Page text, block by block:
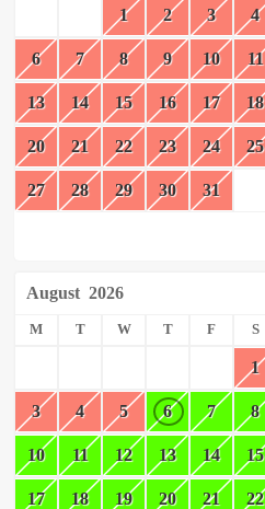
1 2 3 4
6 7 8 9 10 11
13 14 15 16 17 18
20 21 22 23 24 25
27 28 29 30 31
August 2026
M T W T F S
1
3 4 5 6 7 8
10 11 12 13 14 15
17 18 19 20 21 22